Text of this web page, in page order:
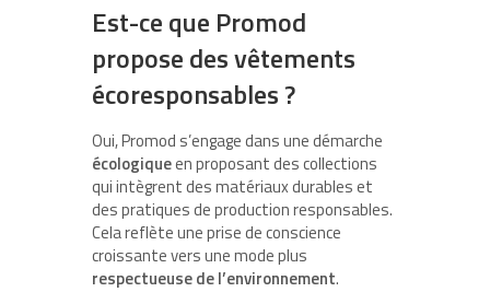
Est-ce que Promod
propose des vêtements
écoresponsables ?
Oui, Promod s’engage dans une démarche
écologiqueen proposant des collections
qui intègrent des matériaux durables et
des pratiques de production responsables.
Cela reflète une prise de conscience
croissante vers une mode plus
respectueuse de l’environnement.